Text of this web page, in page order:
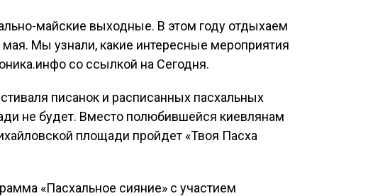
майские выходные. В этом году отдыхаем
Мы узнали, какие интересные мероприятия
со ссылкой на Сегодня.
писанок и расписанных пасхальных
не будет. Вместо полюбившейся киевлянам
площади пройдет «Твоя Пасха
«Пасхальное сияние» с участием